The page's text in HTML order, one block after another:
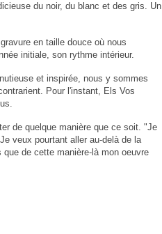
du noir, du blanc et des gris. Un
en taille douce où nous
initiale, son rythme intérieur.
et inspirée, nous y sommes
Pour l'instant, Els Vos
de quelque manière que ce soit. "Je
veux pourtant aller au-delà de la
de cette manière-là mon oeuvre